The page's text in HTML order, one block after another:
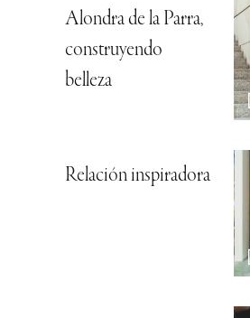
Alondra de la Parra,
construyendo
belleza
Relación inspiradora